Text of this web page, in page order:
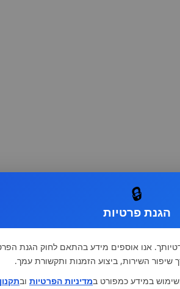
🔒
הגנת פרטיות
אנו אוספים מידע בהתאם לחוק הגנת
במידע כמפורט במדיניות הפרטיות ובתקנון